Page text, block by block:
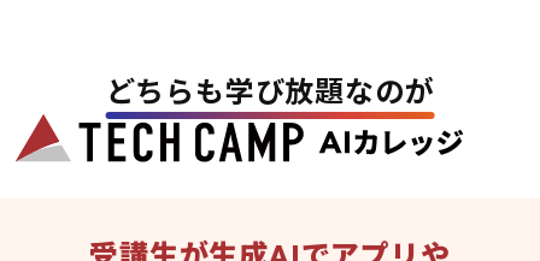
どちらも学び放題なのが